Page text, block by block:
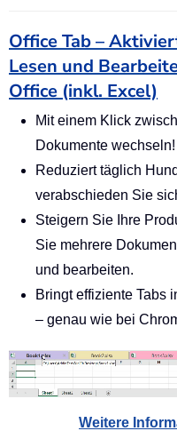
Office Tab –
Lesen und
Office (inkl. Excel)
Mit einem Klick
Dokumente wechseln!
Reduziert täglich
verabschieden Sie
Steigern Sie Ihre
Sie mehrere
und bearbeiten.
Bringt effiziente Tabs
– genau wie bei
Weitere